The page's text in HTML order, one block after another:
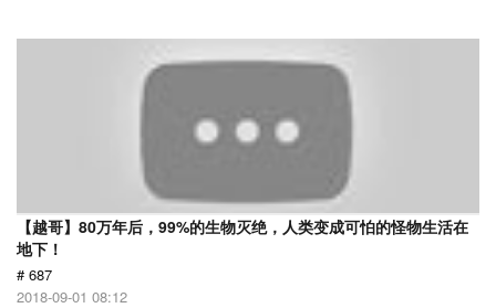
【越哥】80万年后，99%的生物灭绝，人类变成可怕的怪物生活在
地下！
# 687
2018-09-01 08:12